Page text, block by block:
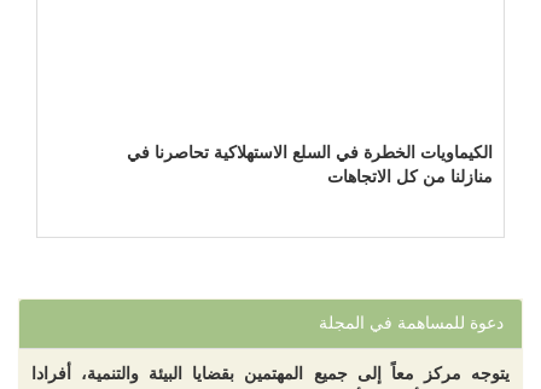
الكيماويات الخطرة في السلع الاستهلاكية تحاصرنا في
منازلنا من كل الاتجاهات
دعوة للمساهمة في المجلة
يتوجه مركز معاً إلى جميع المهتمين بقضايا البيئة والتنمية، أفرادا